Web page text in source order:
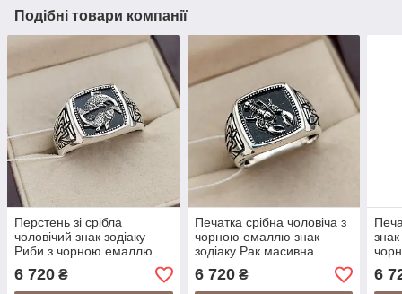
Подібні товари компанії
Перстень зі срібла
чоловічий знак зодіаку
Риби з чорною емаллю
6 720 ₴
Печатка срібна чоловіча з
чорною емаллю знак
зодіаку Рак масивна
6 720₴ 6